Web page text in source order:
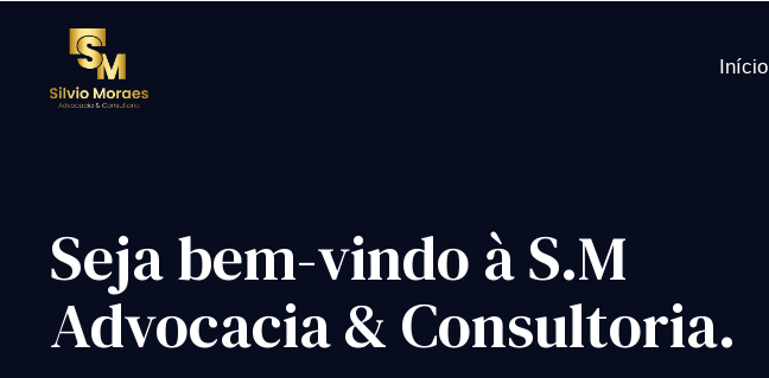
Início
Seja bem-vindo à S.M
Advocacia & Consultoria.